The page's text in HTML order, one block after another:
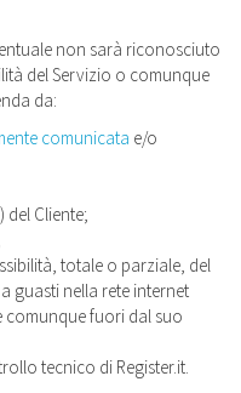
non sarà riconosciuto
del Servizio o comunque
da:
comunicata e/o
del Cliente;
totale o parziale, del
guasti nella rete internet
comunque fuori dal suo
tecnico di Register.it.